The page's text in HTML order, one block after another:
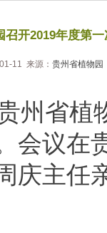
召开2019年度第
11 来源： 贵州省植物园
省植
会议在
庆主任